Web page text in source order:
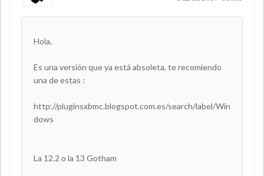
Hola,
Es una versión que ya está absoleta, te recomiendo
una de estas :
http://pluginsxbmc.blogspot.com.es/search/label/Win
dows
La 12.2 o la 13 Gotham